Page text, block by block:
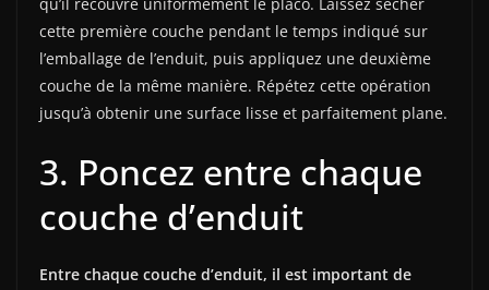
cette première couche pendant le temps indiqué sur
l’emballage de l’enduit, puis appliquez une deuxième
couche de la même manière. Répétez cette opération
jusqu’à obtenir une surface lisse et parfaitement plane.
3. Poncez entre chaque
couche d’enduit
Entre chaque couche d’enduit, il est important de